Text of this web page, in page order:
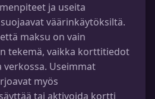
ja useita
väärinkäytöksiltä.
maksu on vain
tekemä, vaikka korttitiedot
verkossa. Useimmat
myös
tai aktivoida kortti